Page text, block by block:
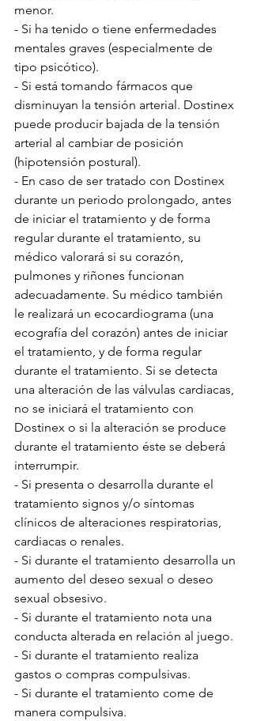
menor.
- Si ha tenido o tiene enfermedades
mentales graves (especialmente de
tipo psicótico).
- Si está tomando fármacos que
disminuyan la tensión arterial. Dostinex
puede producir bajada de la tensión
arterial al cambiar de posición
(hipotensión postural).
- En caso de ser tratado con Dostinex
durante un periodo prolongado, antes
de iniciar el tratamiento y de forma
regular durante el tratamiento, su
médico valorará si su corazón,
pulmones y riñones funcionan
adecuadamente. Su médico también
le realizará un ecocardiograma (una
ecografía del corazón) antes de iniciar
el tratamiento, y de forma regular
durante el tratamiento. Si se detecta
una alteración de las válvulas cardiacas,
no se iniciará el tratamiento con
Dostinex o si la alteración se produce
durante el tratamiento éste se deberá
interrumpir.
- Si presenta o desarrolla durante el
tratamiento signos y/o síntomas
clínicos de alteraciones respiratorias,
cardiacas o renales.
- Si durante el tratamiento desarrolla un
aumento del deseo sexual o deseo
sexual obsesivo.
- Si durante el tratamiento nota una
conducta alterada en relación al juego.
- Si durante el tratamiento realiza
gastos o compras compulsivas.
- Si durante el tratamiento come de
manera compulsiva.